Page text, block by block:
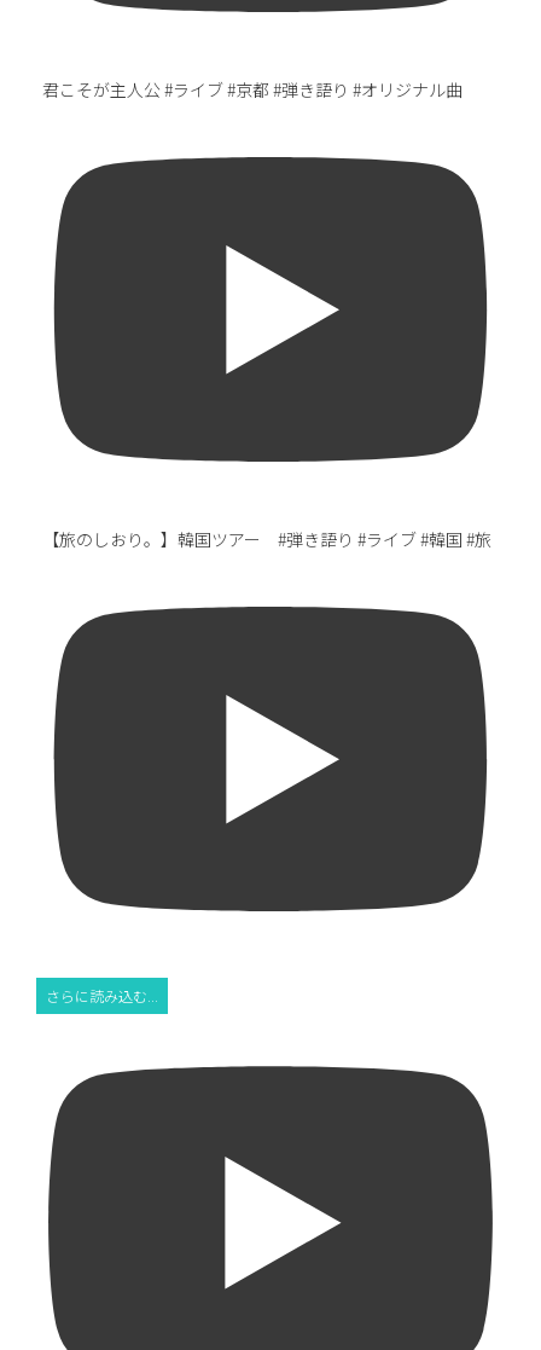
君こそが主人公 #ライブ #京都 #弾き語り #オリジナル曲
【旅のしおり。】韓国ツアー #弾き語り #ライブ #韓国 #旅
さらに読み込む...